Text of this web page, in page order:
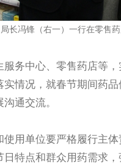
长冯锋（右一）一行在零售
中心、零售药店等，
情况，就春节期间药
通交流。
单位要严格履行主体
特点和群众用药需求